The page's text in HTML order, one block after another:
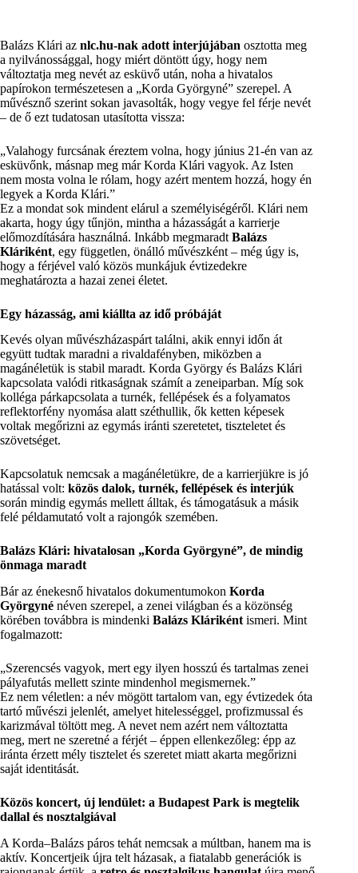
Balázs Klári az nlc.hu-nak adott interjújában osztotta meg
a nyilvánossággal, hogy miért döntött úgy, hogy nem
változtatja meg nevét az esküvő után, noha a hivatalos
papírokon természetesen a „Korda Györgyné” szerepel. A
művésznő szerint sokan javasolták, hogy vegye fel férje nevét
– de ő ezt tudatosan utasította vissza:
„Valahogy furcsának éreztem volna, hogy június 21-én van az
esküvőnk, másnap meg már Korda Klári vagyok. Az Isten
nem mosta volna le rólam, hogy azért mentem hozzá, hogy én
legyek a Korda Klári.”
Ez a mondat sok mindent elárul a személyiségéről. Klári nem
akarta, hogy úgy tűnjön, mintha a házasságát a karrierje
előmozdítására használná. Inkább megmaradt Balázs
Kláriként, egy független, önálló művészként – még úgy is,
hogy a férjével való közös munkájuk évtizedekre
meghatározta a hazai zenei életet.
Egy házasság, ami kiállta az idő próbáját
Kevés olyan művészházaspárt találni, akik ennyi időn át
együtt tudtak maradni a rivaldafényben, miközben a
magánéletük is stabil maradt. Korda György és Balázs Klári
kapcsolata valódi ritkaságnak számít a zeneiparban. Míg sok
kolléga párkapcsolata a turnék, fellépések és a folyamatos
reflektorfény nyomása alatt széthullik, ők ketten képesek
voltak megőrizni az egymás iránti szeretetet, tiszteletet és
szövetséget.
Kapcsolatuk nemcsak a magánéletükre, de a karrierjükre is jó
hatással volt: közös dalok, turnék, fellépések és interjúk
során mindig egymás mellett álltak, és támogatásuk a másik
felé példamutató volt a rajongók szemében.
Balázs Klári: hivatalosan „Korda Györgyné”, de mindig
önmaga maradt
Bár az énekesnő hivatalos dokumentumokon Korda
Györgyné néven szerepel, a zenei világban és a közönség
körében továbbra is mindenki Balázs Kláriként ismeri. Mint
fogalmazott:
„Szerencsés vagyok, mert egy ilyen hosszú és tartalmas zenei
pályafutás mellett szinte mindenhol megismernek.”
Ez nem véletlen: a név mögött tartalom van, egy évtizedek óta
tartó művészi jelenlét, amelyet hitelességgel, profizmussal és
karizmával töltött meg. A nevet nem azért nem változtatta
meg, mert ne szeretné a férjét – éppen ellenkezőleg: épp az
iránta érzett mély tisztelet és szeretet miatt akarta megőrizni
saját identitását.
Közös koncert, új lendület: a Budapest Park is megtelik
dallal és nosztalgiával
A Korda–Balázs páros tehát nemcsak a múltban, hanem ma is
aktív. Koncertjeik újra telt házasak, a fiatalabb generációk is